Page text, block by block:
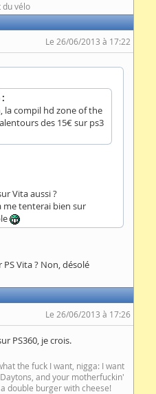
du vélo
Le 26/06/2013 à 17:22
:
la compil hd zone of the
des 15€ sur ps3
Vita aussi ?
me tenterai bien sur
Vita ? Non, désolé
Le 26/06/2013 à 17:26
PS360, je crois.
the fuck I want, nigga: I want
and your motherfuckin'
double burger with cheese!